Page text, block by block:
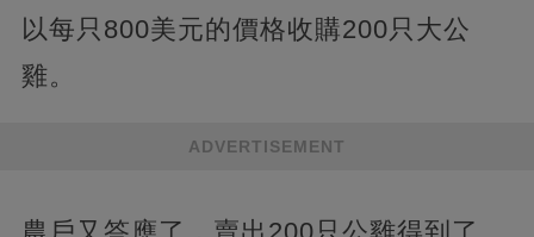
以每只800美元的價格收購200只大公
雞。
ADVERTISEMENT